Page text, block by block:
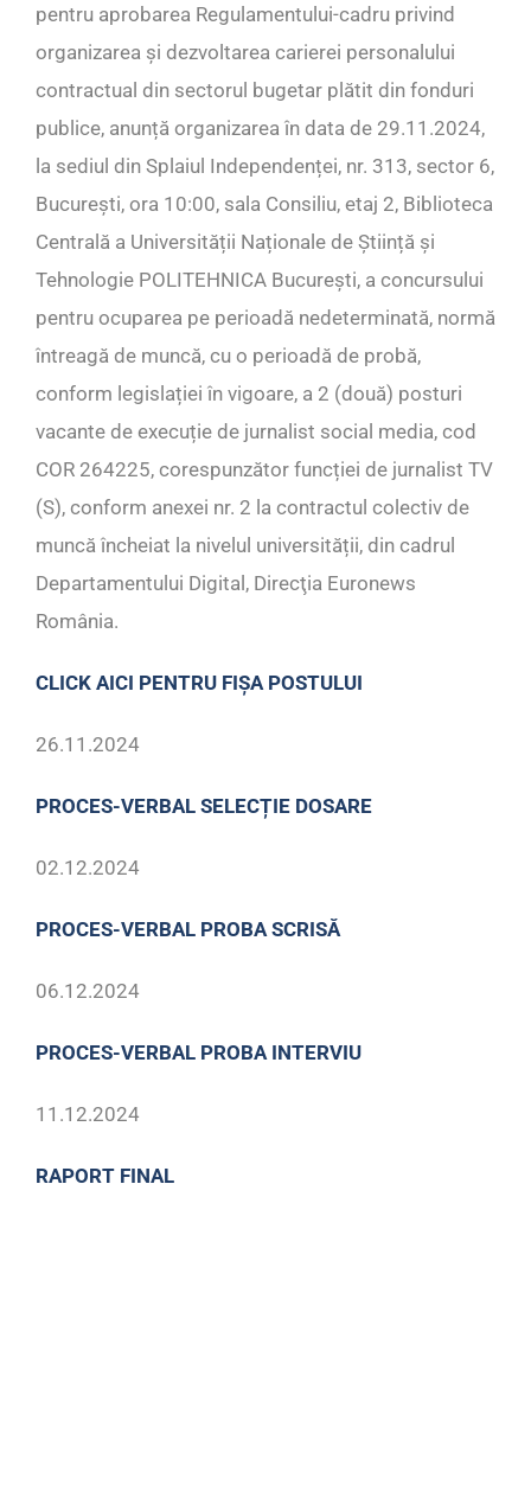
pentru aprobarea Regulamentului-cadru privind
organizarea și dezvoltarea carierei personalului
contractual din sectorul bugetar plătit din fonduri
publice, anunță organizarea în data de 29.11.2024,
la sediul din Splaiul Independenței, nr. 313, sector 6,
București, ora 10:00, sala Consiliu, etaj 2, Biblioteca
Centrală a Universității Naționale de Știință și
Tehnologie POLITEHNICA București, a concursului
pentru ocuparea pe perioadă nedeterminată, normă
întreagă de muncă, cu o perioadă de probă,
conform legislației în vigoare, a 2 (două) posturi
vacante de execuție de jurnalist social media, cod
COR 264225, corespunzător funcției de jurnalist TV
(S), conform anexei nr. 2 la contractul colectiv de
muncă încheiat la nivelul universității, din cadrul
Departamentului Digital, Direcţia Euronews
România.
CLICK AICI PENTRU FIȘA POSTULUI
26.11.2024
PROCES-VERBAL SELECȚIE DOSARE
02.12.2024
PROCES-VERBAL PROBA SCRISĂ
06.12.2024
PROCES-VERBAL PROBA INTERVIU
11.12.2024
RAPORT FINAL